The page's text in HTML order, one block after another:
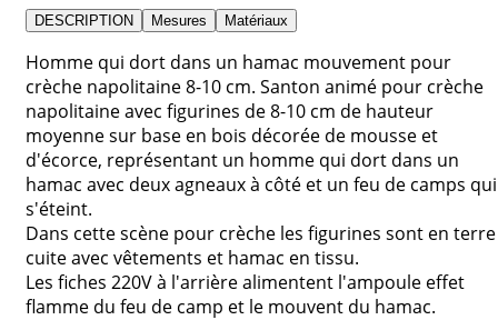
DESCRIPTION Mesures Matériaux
Homme qui dort dans un hamac mouvement pour
crèche napolitaine 8-10 cm. Santon animé pour crèche
napolitaine avec figurines de 8-10 cm de hauteur
moyenne sur base en bois décorée de mousse et
d'écorce, représentant un homme qui dort dans un
hamac avec deux agneaux à côté et un feu de camps qui
s'éteint.
Dans cette scène pour crèche les figurines sont en terre
cuite avec vêtements et hamac en tissu.
Les fiches 220V à l'arrière alimentent l'ampoule effet
flamme du feu de camp et le mouvent du hamac.